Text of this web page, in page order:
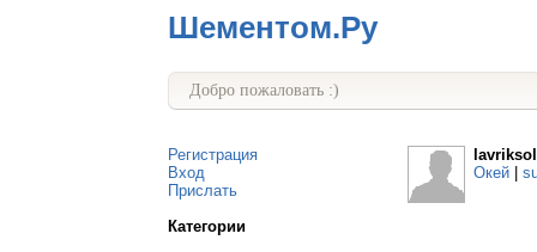
Шементом.Ру
Добро пожаловать :)
Регистрация
Вход
Прислать
Категории
Окей